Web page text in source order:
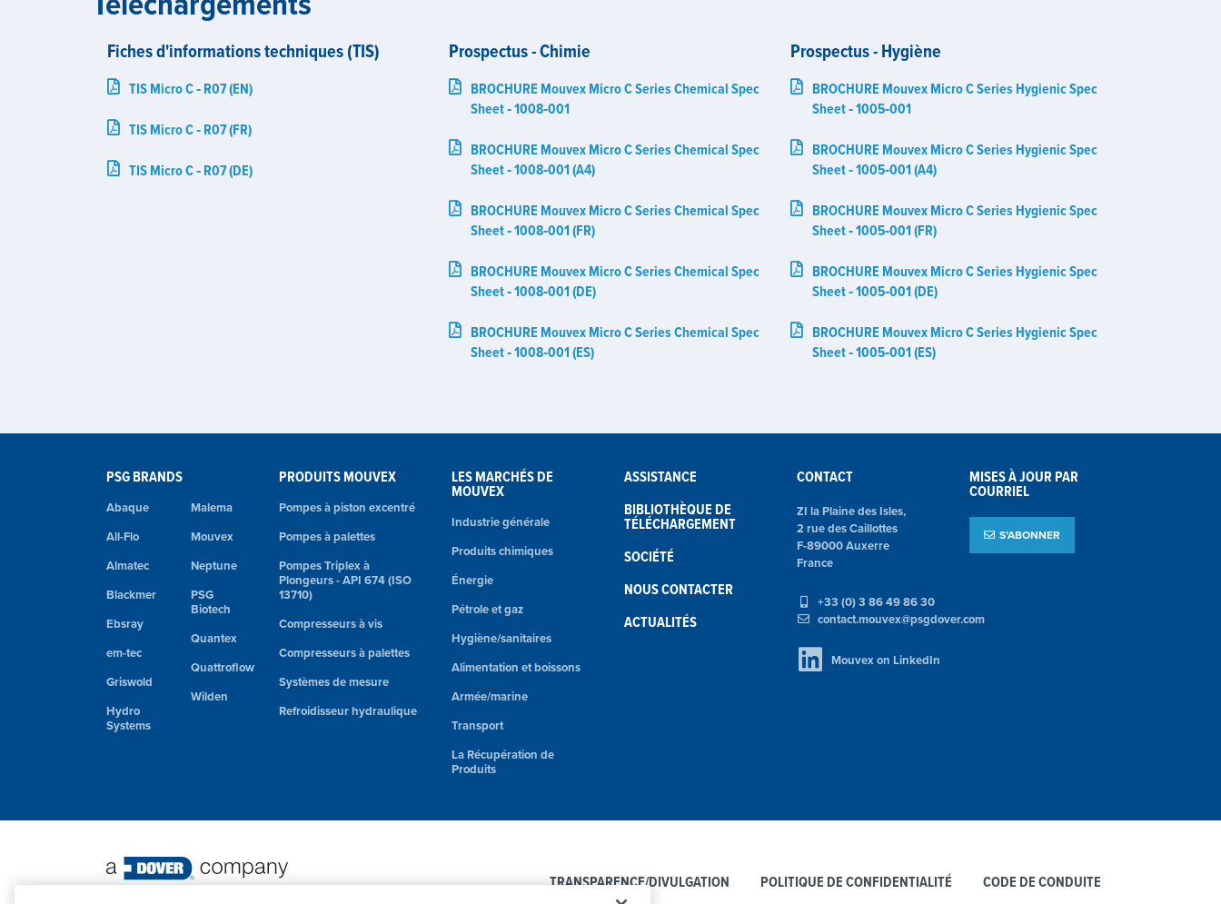
Fiches d'informations techniques (TIS)
TIS Micro C ‑ R07 (EN)
TIS Micro C ‑ R07 (FR)
TIS Micro C ‑ R07 (DE)
Prospectus - Chimie
BROCHURE Mouvex Micro C Series Chemical Spec
Sheet ‑ 1008‑001
BROCHURE Mouvex Micro C Series Chemical Spec
Sheet ‑ 1008‑001 (A4)
BROCHURE Mouvex Micro C Series Chemical Spec
Sheet ‑ 1008‑001 (FR)
BROCHURE Mouvex Micro C Series Chemical Spec
Sheet ‑ 1008‑001 (DE)
BROCHURE Mouvex Micro C Series Chemical Spec
Sheet ‑ 1008‑001 (ES)
Prospectus - Hygiène
BROCHURE Mouvex Micro C Series Hygienic Spec
Sheet ‑ 1005‑001
BROCHURE Mouvex Micro C Series Hygienic Spec
Sheet ‑ 1005‑001 (A4)
BROCHURE Mouvex Micro C Series Hygienic Spec
Sheet ‑ 1005‑001 (FR)
BROCHURE Mouvex Micro C Series Hygienic Spec
Sheet ‑ 1005‑001 (DE)
BROCHURE Mouvex Micro C Series Hygienic Spec
Sheet ‑ 1005‑001 (ES)
PSG BRANDS
Abaque
All-Flo
Almatec
Blackmer
Ebsray
em-tec
Griswold
Hydro
Systems
Malema
Mouvex
Neptune
PSG
Biotech
Quantex
Quattroflow
Wilden
PRODUITS MOUVEX
Pompes à piston excentré
Pompes à palettes
Pompes Triplex à
Plongeurs - API 674 (ISO
13710)
Compresseurs à vis
Compresseurs à palettes
Systèmes de mesure
Refroidisseur hydraulique
LES MARCHÉS DE
MOUVEX
Industrie générale
Produits chimiques
Énergie
Pétrole et gaz
Hygiène/sanitaires
Alimentation et boissons
Armée/marine
Transport
La Récupération de
Produits
ASSISTANCE
BIBLIOTHÈQUE DE
TÉLÉCHARGEMENT
SOCIÉTÉ
NOUS CONTACTER
ACTUALITÉS
CONTACT
ZI la Plaine des Isles,
2 rue des Caillottes
F-89000 Auxerre
France
+33 (0) 3 86 49 86 30
contact.mouvex@psgdover.com
Mouvex on LinkedIn
MISES À JOUR PAR
COURRIEL
S’ABONNER
TRANSPARENCE/DIVULGATION POLITIQUE DE CONFIDENTIALITÉ CODE DE CONDUITE